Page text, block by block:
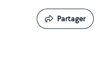
Partager
Partager